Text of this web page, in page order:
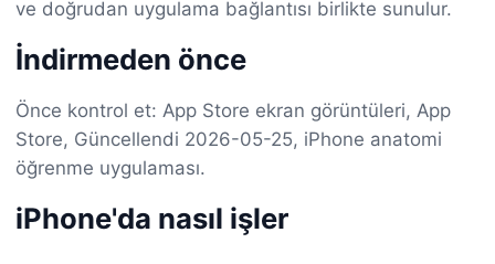
ve doğrudan uygulama bağlantısı birlikte sunulur.
İndirmeden önce
Önce kontrol et: App Store ekran görüntüleri, App
Store, Güncellendi 2026-05-25, iPhone anatomi
öğrenme uygulaması.
iPhone'da nasıl işler